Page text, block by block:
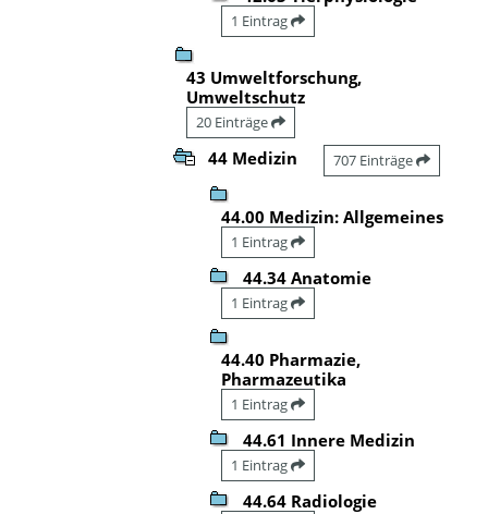
1 Eintrag
43 Umweltforschung,
Umweltschutz
20 Einträge
44 Medizin 707 Einträge
44.00 Medizin: Allgemeines
1 Eintrag
44.34 Anatomie
1 Eintrag
44.40 Pharmazie,
Pharmazeutika
1 Eintrag
44.61 Innere Medizin
1 Eintrag
44.64 Radiologie